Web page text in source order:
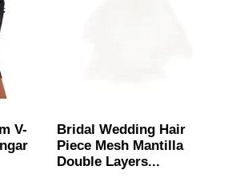
V-
Bridal Wedding Hair
Piece Mesh Mantilla
Double Layers...